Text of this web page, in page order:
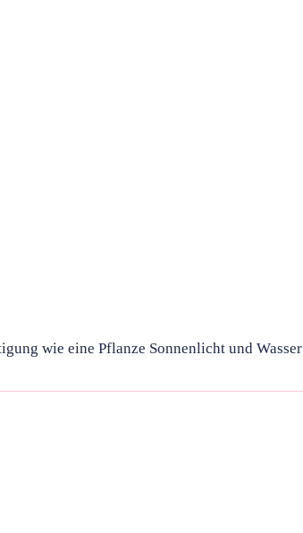
wie eine Pflanze Sonnenlicht und Wasser